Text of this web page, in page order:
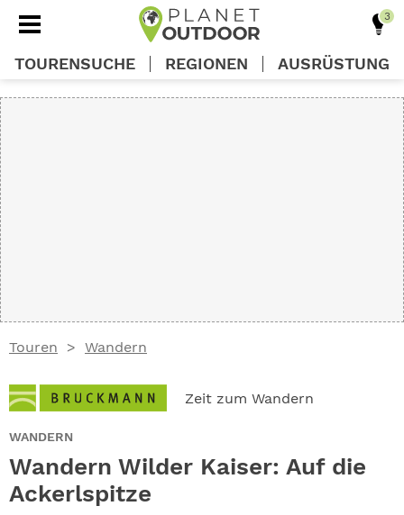
Touren Wandern
Zeit zum Wandern
WANDERN
Wandern Wilder Kaiser: Auf die
Ackerlspitze
TOURENSUCHE REGIONEN AUSRÜSTUNG
ABO
GEWINNEN
NEWSLETTER